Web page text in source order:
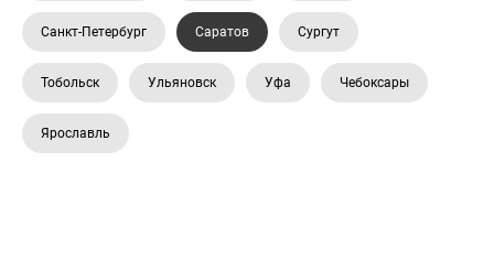
Санкт-Петербург Саратов Сургут
Тобольск Ульяновск Уфа Чебоксары
Ярославль